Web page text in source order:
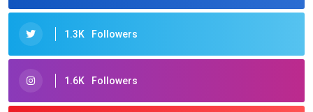
1.3K Followers
1.6K Followers